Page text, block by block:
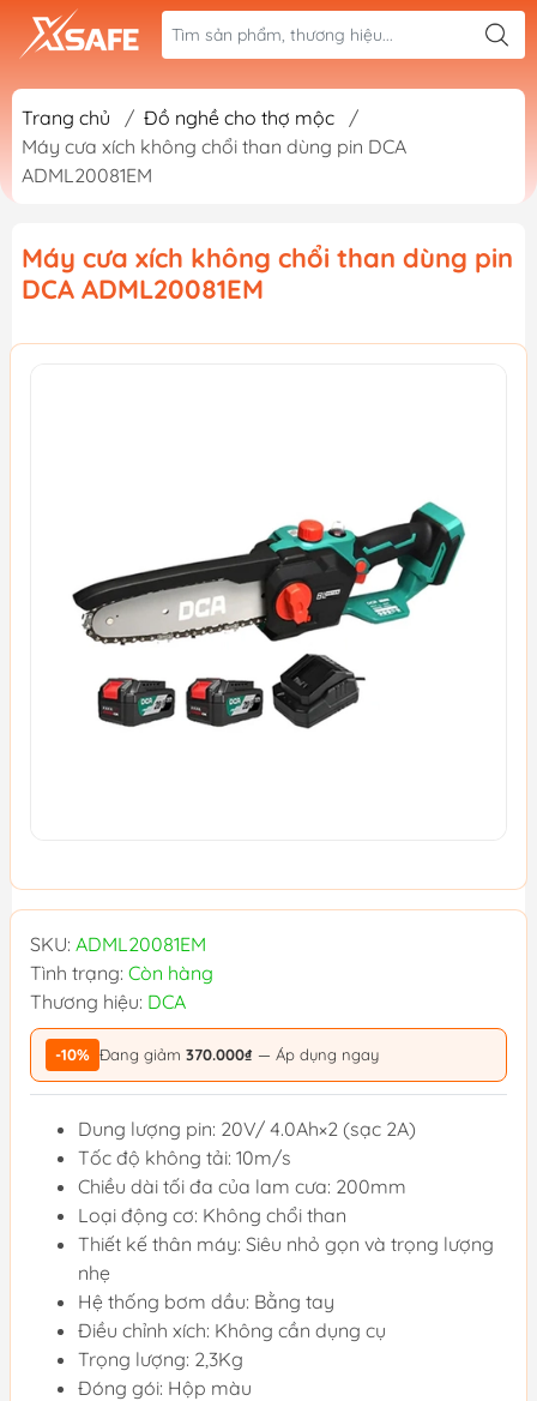
Trang chủ / Đồ nghề cho thợ mộc
/
Máy cưa xích không chổi than dùng pin DCA
ADML20081EM
Máy cưa xích không chổi than dùng pin
DCA ADML20081EM
SKU: ADML20081EM
Tình trạng: Còn hàng
Thương hiệu: DCA
-10% Đang giảm 370.000₫ — Áp dụng ngay
Dung lượng pin: 20V/ 4.0Ah×2 (sạc 2A)
Tốc độ không tải: 10m/s
Chiều dài tối đa của lam cưa: 200mm
Loại động cơ: Không chổi than
Thiết kế thân máy: Siêu nhỏ gọn và trọng lượng
nhẹ
Hệ thống bơm dầu: Bằng tay
Điều chỉnh xích: Không cần dụng cụ
Trọng lượng: 2,3Kg
Đóng gói: Hộp màu